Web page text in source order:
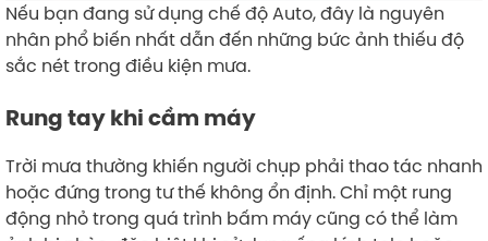
Nếu bạn đang sử dụng chế độ Auto, đây là nguyên
nhân phổ biến nhất dẫn đến những bức ảnh thiếu độ
sắc nét trong điều kiện mưa.
Rung tay khi cầm máy
Trời mưa thường khiến người chụp phải thao tác nhanh
hoặc đứng trong tư thế không ổn định. Chỉ một rung
động nhỏ trong quá trình bấm máy cũng có thể làm